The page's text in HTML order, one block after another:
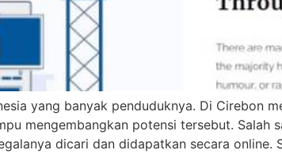
yang banyak penduduknya. Di Cirebon
mengembangkan potensi tersebut. Salah
dicari dan didapatkan secara